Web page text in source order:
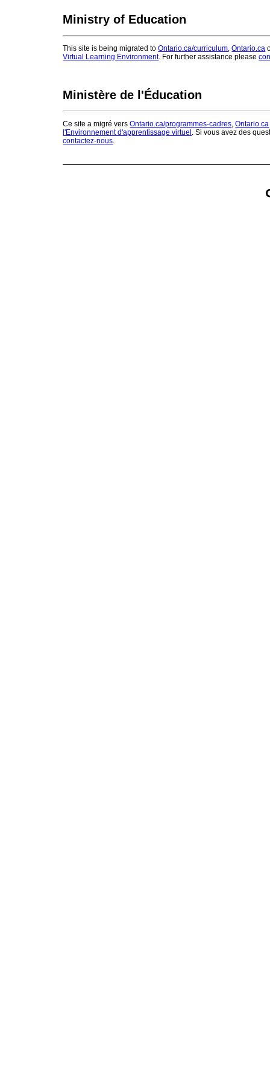
Ministry of Education
This site is being migrated toOntario.ca/curriculum ,Ontario.ca
Virtual Learning Environment. For further assistance please
Ministère de l'Éducation
Ce site a migré versOntario.ca/programmes-cadres ,Ontario.ca
l'Environnement d'apprentissage virtuel . Si vous avez des
contactez-nous